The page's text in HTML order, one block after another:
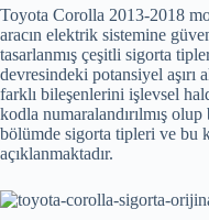
Toyota Corolla 2013-2018
aracın elektrik sistemine
tasarlanmış çeşitli sigorta
devresindeki potansiyel aşırı
farklı bileşenlerini işlevsel
kodla numaralandırılmış
bölümde sigorta tipleri ve bu
açıklanmaktadır.